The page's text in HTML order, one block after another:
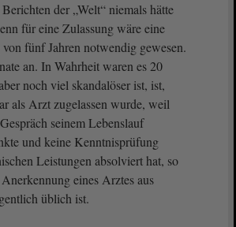
der „Welt“ niemals hätte
für eine Zulassung wäre eine
fünf Jahren notwendig gewesen.
an. In Wahrheit waren es 20
noch viel skandalöser ist, ist,
als Arzt zugelassen wurde, weil
seinem Lebenslauf
und keine Kenntnisprüfung
Leistungen absolviert hat, so
eines Arztes aus
üblich ist.